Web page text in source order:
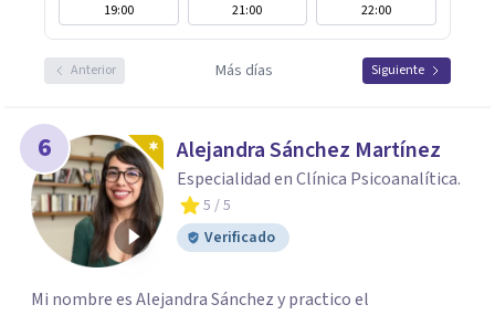
19:00
21:00 22:00
Anterior Más días Siguiente
6 Alejandra Sánchez Martínez
Especialidad en Clínica Psicoanalítica.
5 / 5
Verificado
Mi nombre es Alejandra Sánchez y practico el